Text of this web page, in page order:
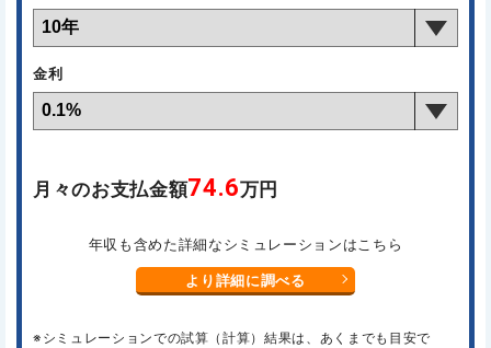
金利
月々のお支払金額74.6万円
年収も含めた詳細なシミュレーションはこちら
より詳細に調べる
※シミュレーションでの試算（計算）結果は、あくまでも目安で